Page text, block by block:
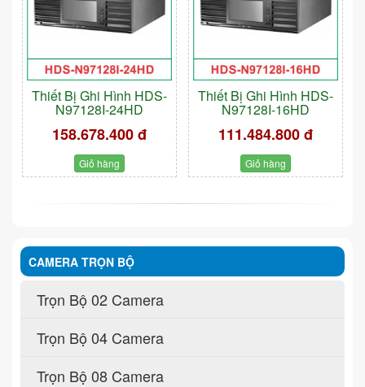
Thiết Bị Ghi Hình HDS-
N97128I-24HD
158.678.400 đ
Giỏ hàng
Thiết Bị Ghi Hình HDS-
N97128I-16HD
111.484.800 đ
Giỏ hàng
CAMERA TRỌN BỘ
Trọn Bộ 02 Camera
Trọn Bộ 04 Camera
Trọn Bộ 08 Camera